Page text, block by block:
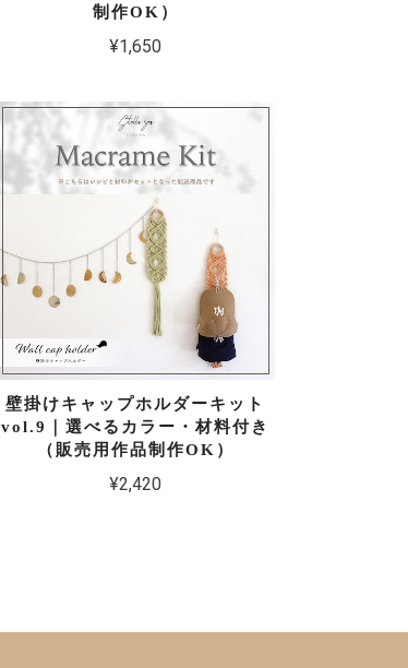
制作OK）
¥1,650
壁掛けキャップホルダーキット
vol.9｜選べるカラー・材料付き
（販売用作品制作OK）
¥2,420